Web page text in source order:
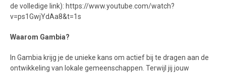
de volledige link): https://www.youtube.com/watch?
v=ps1GwjYdAa8&t=1s
Waarom Gambia?
In Gambia krijg je de unieke kans om actief bij te dragen aan de
ontwikkeling van lokale gemeenschappen. Terwijl jij jouw